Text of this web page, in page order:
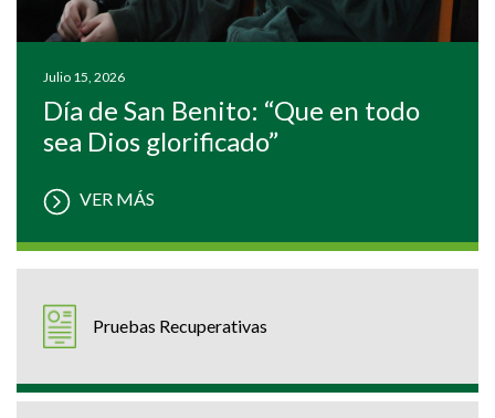
Julio 15, 2026
Día de San Benito: “Que en todo
sea Dios glorificado”
VER MÁS
Pruebas Recuperativas